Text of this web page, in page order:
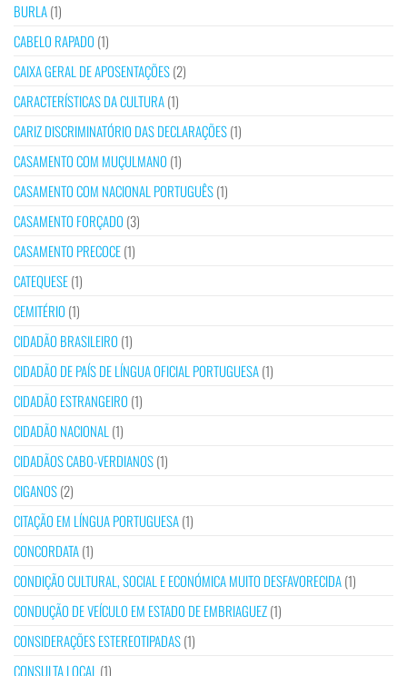
BURLA(1)
CABELO RAPADO (1)
CAIXA GERAL DE APOSENTAÇÕES(2)
CARACTERÍSTICAS DA CULTURA(1)
CARIZ DISCRIMINATÓRIO DAS DECLARAÇÕES(1)
CASAMENTO COM MUÇULMANO (1)
CASAMENTO COM NACIONAL PORTUGUÊS(1)
CASAMENTO FORÇADO (3)
CASAMENTO PRECOCE(1)
CATEQUESE(1)
CEMITÉRIO (1)
CIDADÃO BRASILEIRO (1)
CIDADÃO DE PAÍS DE LÍNGUA OFICIAL PORTUGUESA(1)
CIDADÃO ESTRANGEIRO (1)
CIDADÃO NACIONAL (1)
CIDADÃOS CABO-VERDIANOS(1)
CIGANOS(2)
CITAÇÃO EM LÍNGUA PORTUGUESA(1)
CONCORDATA(1)
CONDIÇÃO CULTURAL, SOCIAL E ECONÓMICA MUITO DESFAVORECIDA(1)
CONDUÇÃO DE VEÍCULO EM ESTADO DE EMBRIAGUEZ(1)
CONSIDERAÇÕES ESTEREOTIPADAS(1)
CONSULTA LOCAL (1)